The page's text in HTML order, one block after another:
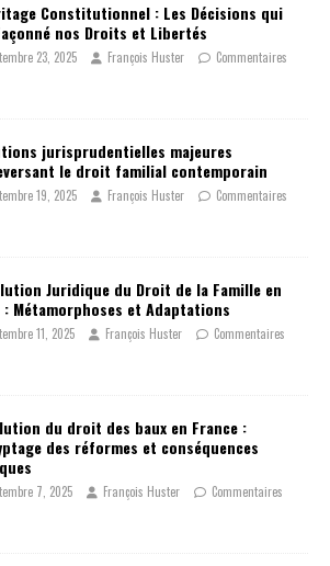
Constitutionnel : Les Décisions qui
nos Droits et Libertés
23, 2025 François Huster
Commentaires
jurisprudentielles majeures
le droit familial contemporain
19, 2025 François Huster
Commentaires
Juridique du Droit de la Famille en
: Métamorphoses et Adaptations
11, 2025 François Huster
Commentaires
du droit des baux en France :
des réformes et conséquences
7, 2025 François Huster
Commentaires